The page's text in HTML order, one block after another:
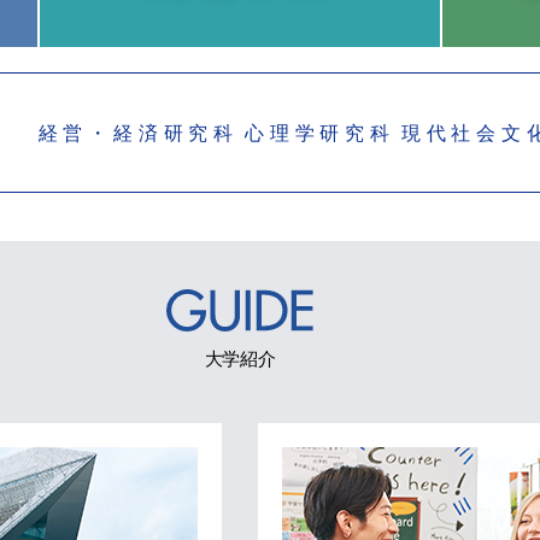
経営・経済研究科 心理学研究科 現代社会文
大学紹介